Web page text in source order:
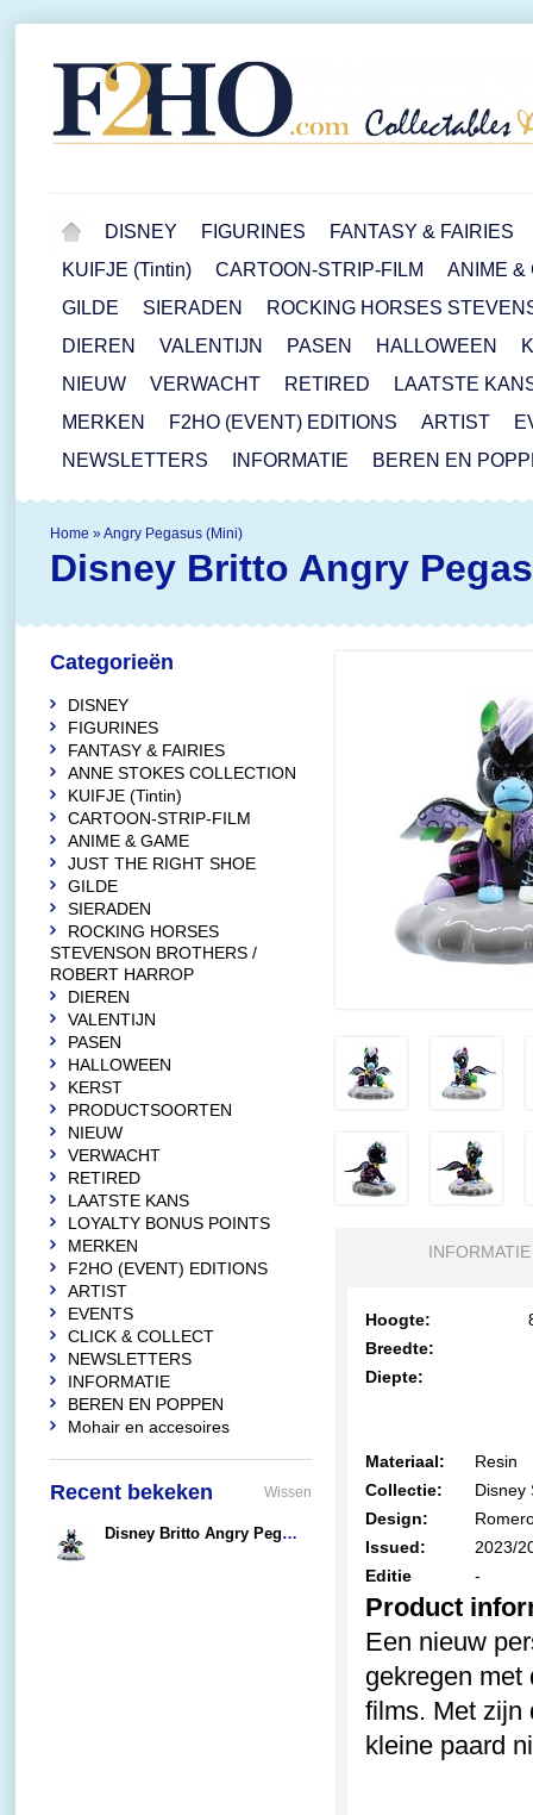
DISNEY FIGURINES
FANTASY & FAIRIES
KUIFJE (Tintin)
CARTOON-STRIP-FILM
ANIME &
GILDE
SIERADEN
ROCKING HORSES
DIEREN
VALENTIJN PASEN HALLOWEEN
NIEUW
VERWACHT RETIRED
LAATSTE
MERKEN
F2HO (EVENT) EDITIONS ARTIST
NEWSLETTERS
INFORMATIE BEREN EN
Home »Angry Pegasus (Mini)
Disney Britto Angry
INFORMATIE
Hoogte:
Breedte:
Diepte:
Materiaal:
Resin
Collectie:
Disney
Design:
Issued:
2023/
Editie
-
Product
Een nieuw
gekregen met
films. Met zijn
kleine paard
Categorieën
DISNEY
FIGURINES
FANTASY & FAIRIES
ANNE STOKES COLLECTION
KUIFJE (Tintin)
CARTOON-STRIP-FILM
ANIME & GAME
JUST THE RIGHT SHOE
GILDE
SIERADEN
ROCKING HORSES
STEVENSON BROTHERS /
ROBERT HARROP
DIEREN
VALENTIJN
PASEN
HALLOWEEN
KERST
PRODUCTSOORTEN
NIEUW
VERWACHT
RETIRED
LAATSTE KANS
LOYALTY BONUS POINTS
MERKEN
F2HO (EVENT) EDITIONS
ARTIST
EVENTS
CLICK & COLLECT
NEWSLETTERS
INFORMATIE
BEREN EN POPPEN
Mohair en accesoires
Recent bekeken Wissen
Disney Britto Angry Pegasus (Mini)